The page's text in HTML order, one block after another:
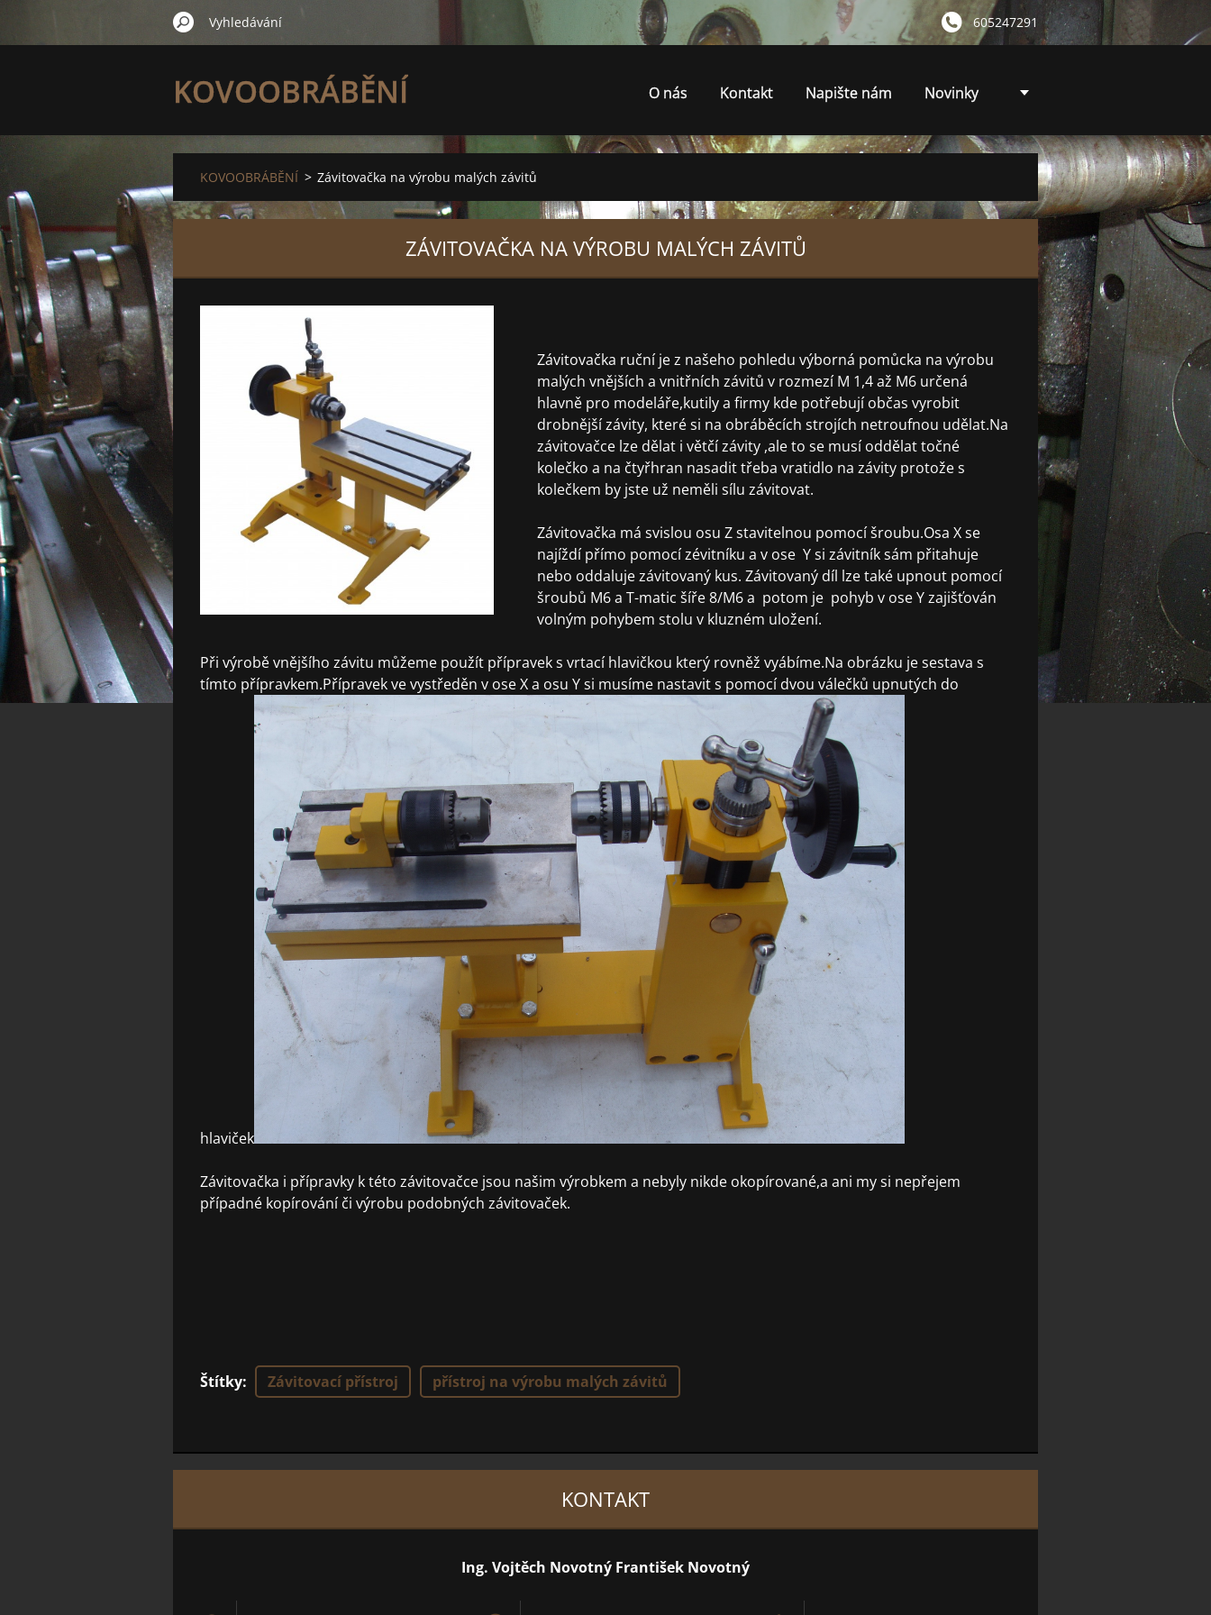
605247291
KOVOOBRÁBĚNÍ O nás Kontakt Napište nám Novinky
KOVOOBRÁBĚNÍ > Závitovačka na výrobu malých závitů
ZÁVITOVAČKA NA VÝROBU MALÝCH ZÁVITŮ
Závitovačka ruční je z našeho pohledu výborná pomůcka na výrobu
malých vnějších a vnitřních závitů v rozmezí M 1,4 až M6 určená
hlavně pro modeláře,kutily a firmy kde potřebují občas vyrobit
drobnější závity, které si na obráběcích strojích netroufnou udělat.Na
závitovačce lze dělat i větčí závity ,ale to se musí oddělat točné
kolečko a na čtyřhran nasadit třeba vratidlo na závity protože s
kolečkem by jste už neměli sílu závitovat.
Závitovačka má svislou osu Z stavitelnou pomocí šroubu.Osa X se
najíždí přímo pomocí zévitníku a v ose Y si závitník sám přitahuje
nebo oddaluje závitovaný kus. Závitovaný díl lze také upnout pomocí
šroubů M6 a T-matic šíře 8/M6 a potom je pohyb v ose Y zajišťován
volným pohybem stolu v kluzném uložení.
Při výrobě vnějšího závitu můžeme použít přípravek s vrtací hlavičkou který rovněž vyábíme.Na obrázku je sestava s
tímto přípravkem.Přípravek ve vystředěn v ose X a osu Y si musíme nastavit s pomocí dvou válečků upnutých do
hlaviček
Závitovačka i přípravky k této závitovačce jsou našim výrobkem a nebyly nikde okopírované,a ani my si nepřejem
případné kopírování či výrobu podobných závitovaček.
Štítky: Závitovací přístroj přístroj na výrobu malých závitů
KONTAKT
Ing. Vojtěch Novotný František Novotný